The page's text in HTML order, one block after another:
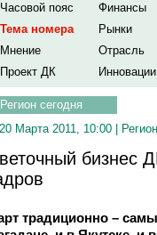
Часовой пояс
Финансы
Тема номера
Рынки
Мнение
Отрасль
Проект ДК
Инновации
Регион сегодня
20 Марта 2011, 10:00 |
бизнес
традиционно –